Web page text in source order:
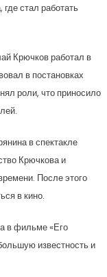
стал работать
Крючков работал в
в постановках
роли, что приносило
в спектакле
Крючкова и
После этого
в кино.
в фильме «Его
известность и